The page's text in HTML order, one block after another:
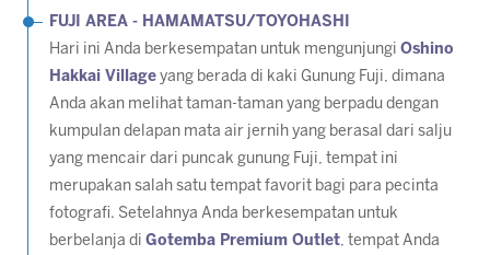
FUJI AREA - HAMAMATSU/TOYOHASHI
Hari ini Anda berkesempatan untuk mengunjungi Oshino
Hakkai Village yang berada di kaki Gunung Fuji, dimana
Anda akan melihat taman-taman yang berpadu dengan
kumpulan delapan mata air jernih yang berasal dari salju
yang mencair dari puncak gunung Fuji, tempat ini
merupakan salah satu tempat favorit bagi para pecinta
fotografi. Setelahnya Anda berkesempatan untuk
berbelanja di Gotemba Premium Outlet, tempat Anda